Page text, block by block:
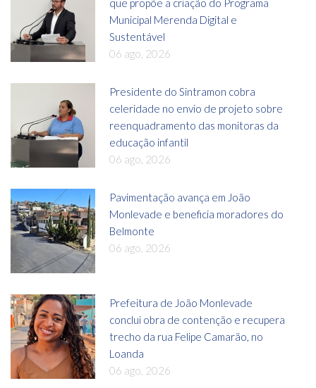
que propõe a criação do Programa
Municipal Merenda Digital e
Sustentável
06 ago, 2026
Presidente do Sintramon cobra
celeridade no envio de projeto sobre
reenquadramento das monitoras da
educação infantil
06 ago, 2026
Pavimentação avança em João
Monlevade e beneficia moradores do
Belmonte
06 ago, 2026
Prefeitura de João Monlevade
conclui obra de contenção e recupera
trecho da rua Felipe Camarão, no
Loanda
06 ago, 2026